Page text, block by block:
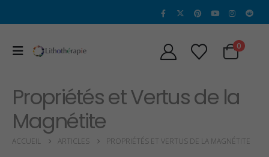
0
Propriétés et Vertus de la
Magnétite
ACCUEIL ARTICLES PROPRIÉTÉS ET VERTUS DE LA MAGNÉTITE